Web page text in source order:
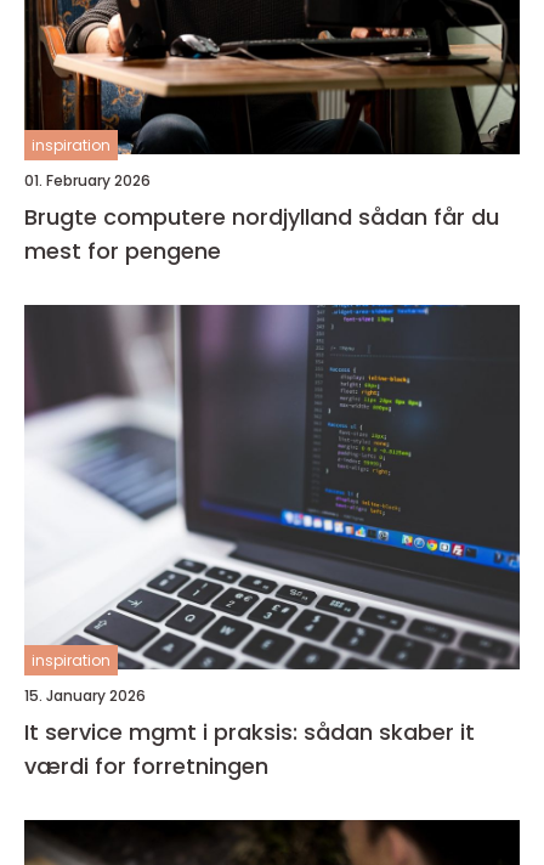
inspiration
01. February 2026
Brugte computere nordjylland sådan får du
mest for pengene
inspiration
15. January 2026
It service mgmt i praksis: sådan skaber it
værdi for forretningen